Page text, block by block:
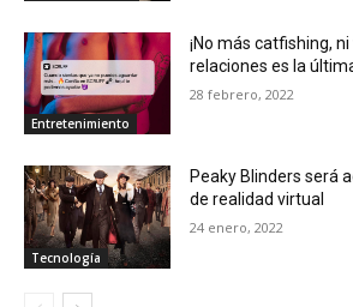
Entretenimiento
¡No más catfishing,
relaciones es la
28 febrero, 2022
Tecnología
Peaky Blinders será
de realidad virtual
24 enero, 2022